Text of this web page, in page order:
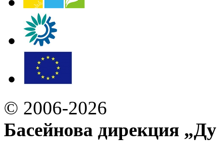
© 2006-2026
Басейнова дирекция